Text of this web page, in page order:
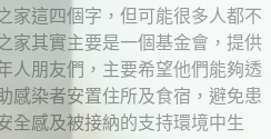
家這四個字，但可能很多人都不
家其實主要是一個基金會，提供
人朋友們，主要希望他們能夠透
感染者安置住所及食宿，避免患
全感及被接納的支持環境中生